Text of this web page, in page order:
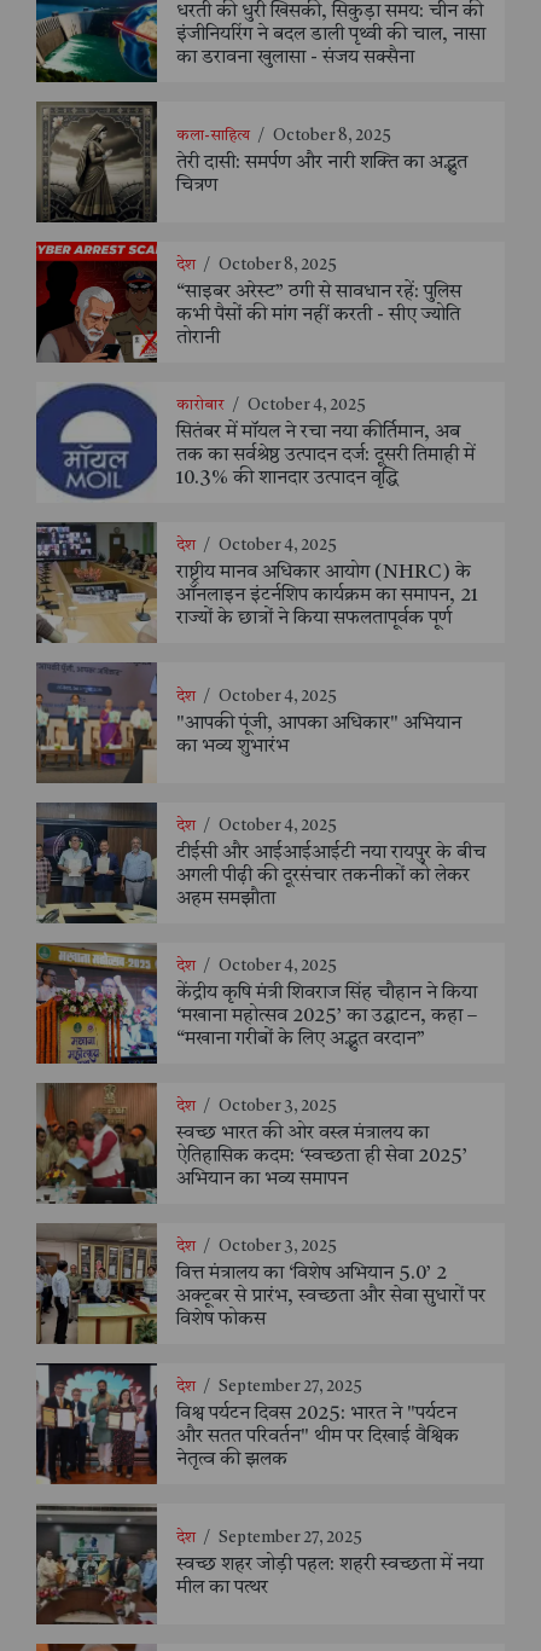
धरती की धुरी खिसकी, सिकुड़ा समय: चीन की
इंजीनियरिंग ने बदल डाली पृथ्वी की चाल, नासा
का डरावना खुलासा - संजय सक्सैना
कला-साहित्य / October 8, 2025
तेरी दासी: समर्पण और नारी शक्ति का अद्भुत
चित्रण
देश / October 8, 2025
“साइबर अरेस्ट” ठगी से सावधान रहें: पुलिस
कभी पैसों की मांग नहीं करती - सीए ज्योति
तोरानी
कारोबार / October 4, 2025
सितंबर में मॉयल ने रचा नया कीर्तिमान, अब
तक का सर्वश्रेष्ठ उत्पादन दर्ज: दूसरी तिमाही में
10.3% की शानदार उत्पादन वृद्धि
देश / October 4, 2025
राष्ट्रीय मानव अधिकार आयोग (NHRC) के
ऑनलाइन इंटर्नशिप कार्यक्रम का समापन, 21
राज्यों के छात्रों ने किया सफलतापूर्वक पूर्ण
देश / October 4, 2025
"आपकी पूंजी, आपका अधिकार" अभियान
का भव्य शुभारंभ
देश / October 4, 2025
टीईसी और आईआईआईटी नया रायपुर के बीच
अगली पीढ़ी की दूरसंचार तकनीकों को लेकर
अहम समझौता
देश / October 4, 2025
केंद्रीय कृषि मंत्री शिवराज सिंह चौहान ने किया
‘मखाना महोत्सव 2025’ का उद्घाटन, कहा –
“मखाना गरीबों के लिए अद्भुत वरदान”
देश / October 3, 2025
स्वच्छ भारत की ओर वस्त्र मंत्रालय का
ऐतिहासिक कदम: ‘स्वच्छता ही सेवा 2025’
अभियान का भव्य समापन
देश / October 3, 2025
वित्त मंत्रालय का ‘विशेष अभियान 5.0’ 2
अक्टूबर से प्रारंभ, स्वच्छता और सेवा सुधारों पर
विशेष फोकस
देश / September 27, 2025
विश्व पर्यटन दिवस 2025: भारत ने "पर्यटन
और सतत परिवर्तन" थीम पर दिखाई वैश्विक
नेतृत्व की झलक
देश / September 27, 2025
स्वच्छ शहर जोड़ी पहल: शहरी स्वच्छता में नया
मील का पत्थर